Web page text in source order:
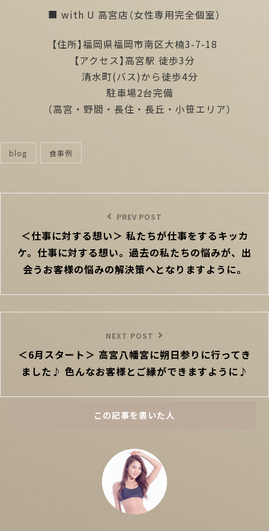
■ with U 高宮店（女性専用完全個室）
【住所】福岡県福岡市南区大楠3-7-18
【アクセス】高宮駅 徒歩3分
清水町(バス)から徒歩4分
駐車場2台完備
（高宮・野間・長住・長丘・小笹エリア）
categories
blog 食事例
ョ
Post
PREV POST
＜仕事に対する想い＞ 私たちが仕事をするキッカ
ケ。仕事に対する想い。過去の私たちの悩みが、出
会うお客様の悩みの解決策へとなりますように。
Post
NEXT POST
＜6月スタート＞ 高宮八幡宮に朔日参りに行ってき
ました♪ 色んなお客様とご縁ができますように♪
この記事を書いた人